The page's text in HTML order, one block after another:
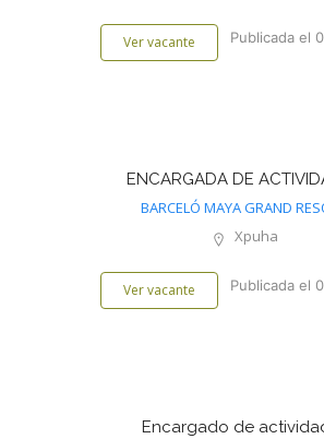
Ver vacante Publicada el
ENCARGADA DE
BARCELÓ MAYA GRAND
Xpuha
Ver vacante Publicada el
Encargado de